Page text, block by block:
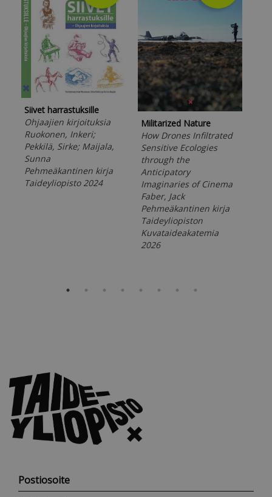
Siivet harrastuksille
Ohjaajien kirjoituksia
Ruokonen, Inkeri;
Pekkilä, Sirke; Maijala,
Sunna
Pehmeäkantinen kirja
Taideyliopisto 2024
Militarized Nature
How Drones Infiltrated
Sensitive Ecologies
through the
Anticipatory
Imaginaries of Cinema
Faber, Jack
Pehmeäkantinen kirja
Taideyliopiston
Kuvataideakatemia
2026
Postiosoite